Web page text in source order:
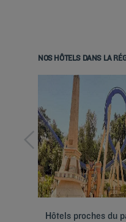
NOS HÔTELS DANS LA
Hôtels proches du